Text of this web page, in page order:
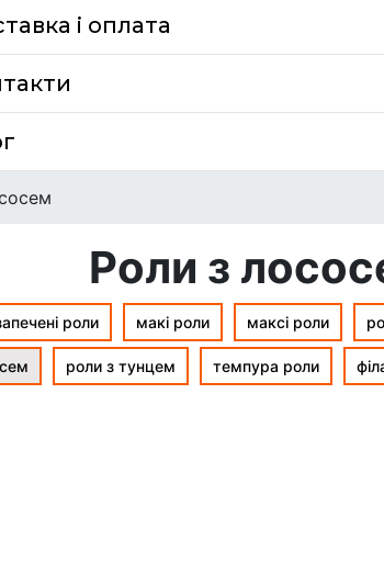
i оплата
Роли з
роли макі роли максі роли
роли з тунцем темпура роли